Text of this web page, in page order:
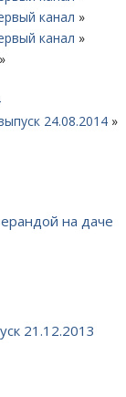
канал »
канал »
»
24.08.2014 »
на даче
21.12.2013